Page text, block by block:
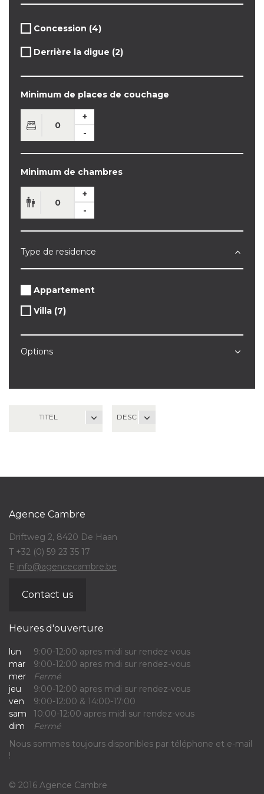
Apply
filter
Concession (4)
filter
Apply
filter
Derrière la digue (2)
la
filter
Minimum de places de couchage
Minimum de chambres
Type de residence
Remove
filter
Appartement
Apply
Villa (7)
filter
Options
TITEL DESC
Agence Cambre
Driftweg 2, 8420 De Haan
T +32 (0) 59 23 35 17
E info@agencecambre.be
Contact us
Heures d'ouverture
lun
9:00-12:00 apres midi sur rendez-vous
mar
9:00-12:00 apres midi sur rendez-vous
mer
Fermé
jeu
9:00-12:00 apres midi sur rendez-vous
ven
9:00-12:00 & 14:00-17:00
sam
10:00-12:00 apres midi sur rendez-vous
dim
Fermé
Nous sommes toujours disponibles par téléphone et e-mail
!
© 2016 Agence Cambre